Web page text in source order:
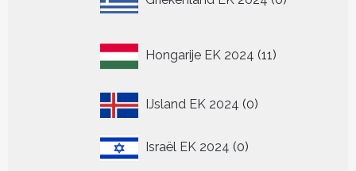
producten
Hongarije EK 2024 11
producten
IJsland EK 2024 00
Israël EK 2024 00